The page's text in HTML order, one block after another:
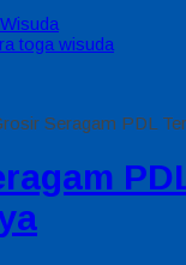
toga wisuda
Seragam PDL